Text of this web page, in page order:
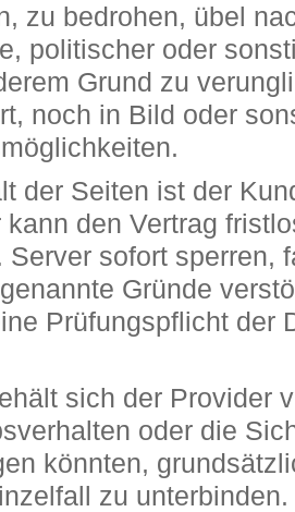
zu bedrohen, übel
politischer oder
Grund zu
noch in Bild oder
der Seiten ist der
kann den Vertrag
Server sofort sperren,
Gründe
Prüfungspflicht der
sich der Provider
oder die
könnten,
zu